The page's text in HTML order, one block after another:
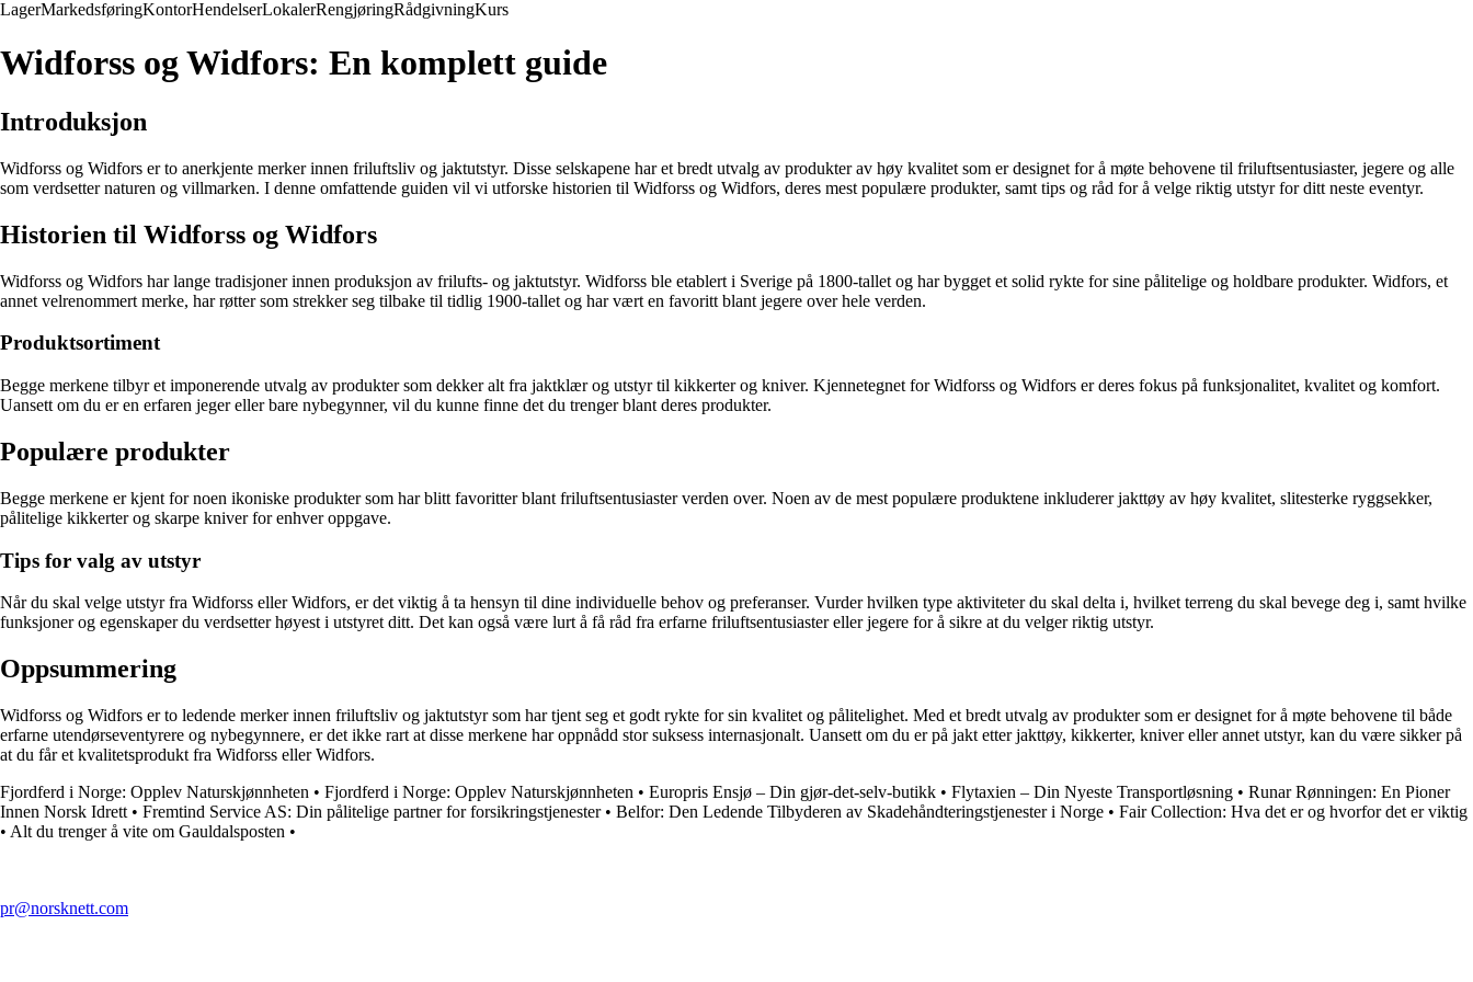
LagerMarkedsføringKontorHendelserLokalerRengjøringRådgivningKurs
Widforss og Widfors: En komplett guide
Introduksjon
Widforss og Widfors er to anerkjente merker innen friluftsliv og jaktutstyr. Disse selskapene har et bredt utvalg av produkter av høy kvalitet som er designet for å møte behovene til friluftsentusiaster, jegere og alle
som verdsetter naturen og villmarken. I denne omfattende guiden vil vi utforske historien til Widforss og Widfors, deres mest populære produkter, samt tips og råd for å velge riktig utstyr for ditt neste eventyr.
Historien til Widforss og Widfors
Widforss og Widfors har lange tradisjoner innen produksjon av frilufts- og jaktutstyr. Widforss ble etablert i Sverige på 1800-tallet og har bygget et solid rykte for sine pålitelige og holdbare produkter. Widfors, et
annet velrenommert merke, har røtter som strekker seg tilbake til tidlig 1900-tallet og har vært en favoritt blant jegere over hele verden.
Produktsortiment
Begge merkene tilbyr et imponerende utvalg av produkter som dekker alt fra jaktklær og utstyr til kikkerter og kniver. Kjennetegnet for Widforss og Widfors er deres fokus på funksjonalitet, kvalitet og komfort.
Uansett om du er en erfaren jeger eller bare nybegynner, vil du kunne finne det du trenger blant deres produkter.
Populære produkter
Begge merkene er kjent for noen ikoniske produkter som har blitt favoritter blant friluftsentusiaster verden over. Noen av de mest populære produktene inkluderer jakttøy av høy kvalitet, slitesterke ryggsekker,
pålitelige kikkerter og skarpe kniver for enhver oppgave.
Tips for valg av utstyr
Når du skal velge utstyr fra Widforss eller Widfors, er det viktig å ta hensyn til dine individuelle behov og preferanser. Vurder hvilken type aktiviteter du skal delta i, hvilket terreng du skal bevege deg i, samt hvilke
funksjoner og egenskaper du verdsetter høyest i utstyret ditt. Det kan også være lurt å få råd fra erfarne friluftsentusiaster eller jegere for å sikre at du velger riktig utstyr.
Oppsummering
Widforss og Widfors er to ledende merker innen friluftsliv og jaktutstyr som har tjent seg et godt rykte for sin kvalitet og pålitelighet. Med et bredt utvalg av produkter som er designet for å møte behovene til både
erfarne utendørseventyrere og nybegynnere, er det ikke rart at disse merkene har oppnådd stor suksess internasjonalt. Uansett om du er på jakt etter jakttøy, kikkerter, kniver eller annet utstyr, kan du være sikker på
at du får et kvalitetsprodukt fra Widforss eller Widfors.
Fjordferd i Norge: Opplev Naturskjønnheten • Fjordferd i Norge: Opplev Naturskjønnheten • Europris Ensjø – Din gjør-det-selv-butikk • Flytaxien – Din Nyeste Transportløsning • Runar Rønningen: En Pioner
Innen Norsk Idrett • Fremtind Service AS: Din pålitelige partner for forsikringstjenester• Belfor: Den Ledende Tilbyderen av Skadehåndteringstjenester i Norge • Fair Collection: Hva det er og hvorfor det er viktig
• Alt du trenger å vite om Gauldalsposten •
pr@norsknett.com